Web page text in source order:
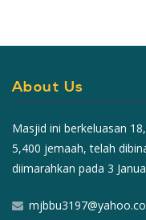
About Us
Masjid ini berkeluasan
5,400 jemaah, telah
diimarahkan pada 3